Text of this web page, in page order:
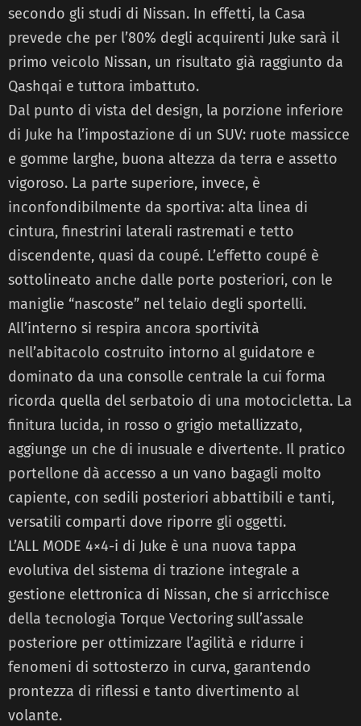
secondo gli studi di Nissan. In effetti, la Casa
prevede che per l’80% degli acquirenti Juke sarà il
primo veicolo Nissan, un risultato già raggiunto da
Qashqai e tuttora imbattuto.
Dal punto di vista del design, la porzione inferiore
di Juke ha l’impostazione di un SUV: ruote massicce
e gomme larghe, buona altezza da terra e assetto
vigoroso. La parte superiore, invece, è
inconfondibilmente da sportiva: alta linea di
cintura, finestrini laterali rastremati e tetto
discendente, quasi da coupé. L’effetto coupé è
sottolineato anche dalle porte posteriori, con le
maniglie “nascoste” nel telaio degli sportelli.
All’interno si respira ancora sportività
nell’abitacolo costruito intorno al guidatore e
dominato da una consolle centrale la cui forma
ricorda quella del serbatoio di una motocicletta. La
finitura lucida, in rosso o grigio metallizzato,
aggiunge un che di inusuale e divertente. Il pratico
portellone dà accesso a un vano bagagli molto
capiente, con sedili posteriori abbattibili e tanti,
versatili comparti dove riporre gli oggetti.
L’ALL MODE 4×4-i di Juke è una nuova tappa
evolutiva del sistema di trazione integrale a
gestione elettronica di Nissan, che si arricchisce
della tecnologia Torque Vectoring sull’assale
posteriore per ottimizzare l’agilità e ridurre i
fenomeni di sottosterzo in curva, garantendo
prontezza di riflessi e tanto divertimento al
volante.